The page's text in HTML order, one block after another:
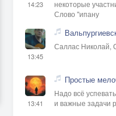
14:23
некоторые
Слово "ипану
13:45
Саллас Николай,
13:41
Простые
Надо всё
и важные задачи